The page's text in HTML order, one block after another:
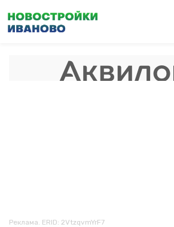
основному
Реклама. ERID: 2VtzqvmYrF7